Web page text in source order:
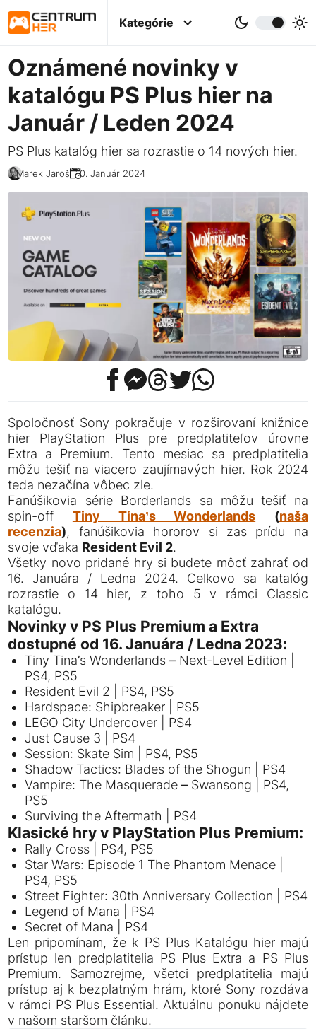
Kategórie
Oznámené novinky v
katalógu PS Plus hier na
Január / Leden 2024
PS Plus katalóg hier sa rozrastie o 14 nových hier.
Marek Jaroš 10. Január 2024
Spoločnosť Sony pokračuje v rozširovaní knižnice
hier PlayStation Plus pre predplatiteľov úrovne
Extra a Premium. Tento mesiac sa predplatitelia
môžu tešiť na viacero zaujímavých hier. Rok 2024
teda nezačína vôbec zle.
Fanúšikovia série Borderlands sa môžu tešiť na
spin-off Tiny Tina’s Wonderlands (naša
recenzia), fanúšikovia hororov si zas prídu na
svoje vďaka Resident Evil 2.
Všetky novo pridané hry si budete môcť zahrať od
16. Januára / Ledna 2024. Celkovo sa katalóg
rozrastie o 14 hier, z toho 5 v rámci Classic
katalógu.
Novinky v PS Plus Premium a Extra
dostupné od 16. Januára / Ledna 2023:
Tiny Tina’s Wonderlands – Next-Level Edition |
PS4, PS5
Resident Evil 2 | PS4, PS5
Hardspace: Shipbreaker | PS5
LEGO City Undercover | PS4
Just Cause 3 | PS4
Session: Skate Sim | PS4, PS5
Shadow Tactics: Blades of the Shogun | PS4
Vampire: The Masquerade – Swansong | PS4,
PS5
Surviving the Aftermath | PS4
Klasické hry v PlayStation Plus Premium:
Rally Cross | PS4, PS5
Star Wars: Episode 1 The Phantom Menace |
PS4, PS5
Street Fighter: 30th Anniversary Collection | PS4
Legend of Mana | PS4
Secret of Mana | PS4
Len pripomínam, že k PS Plus Katalógu hier majú
prístup len predplatitelia PS Plus Extra a PS Plus
Premium. Samozrejme, všetci predplatitelia majú
prístup aj k bezplatným hrám, ktoré Sony rozdáva
v rámci PS Plus Essential. Aktuálnu ponuku nájdete
v našom staršom článku.